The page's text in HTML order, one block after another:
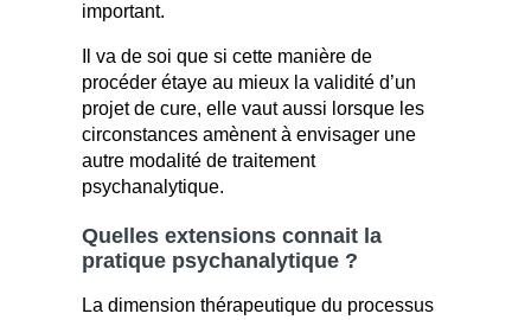
important.
Il va de soi que si cette manière de
procéder étaye au mieux la validité d’un
projet de cure, elle vaut aussi lorsque les
circonstances amènent à envisager une
autre modalité de traitement
psychanalytique.
Quelles extensions connait la
pratique psychanalytique ?
La dimension thérapeutique du processus